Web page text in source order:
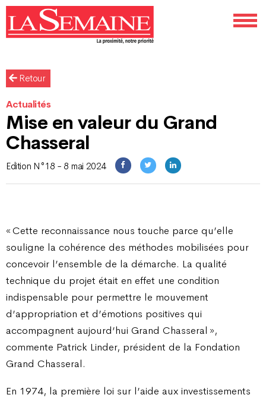
Retour
Actualités
Mise en valeur du Grand
Chasseral
Edition N°18 - 8 mai 2024
« Cette reconnaissance nous touche parce qu’elle
souligne la cohérence des méthodes mobilisées pour
concevoir l’ensemble de la démarche. La qualité
technique du projet était en effet une condition
indispensable pour permettre le mouvement
d’appropriation et d’émotions positives qui
accompagnent aujourd’hui Grand Chasseral »,
commente Patrick Linder, président de la Fondation
Grand Chasseral.
En 1974, la première loi sur l’aide aux investissements